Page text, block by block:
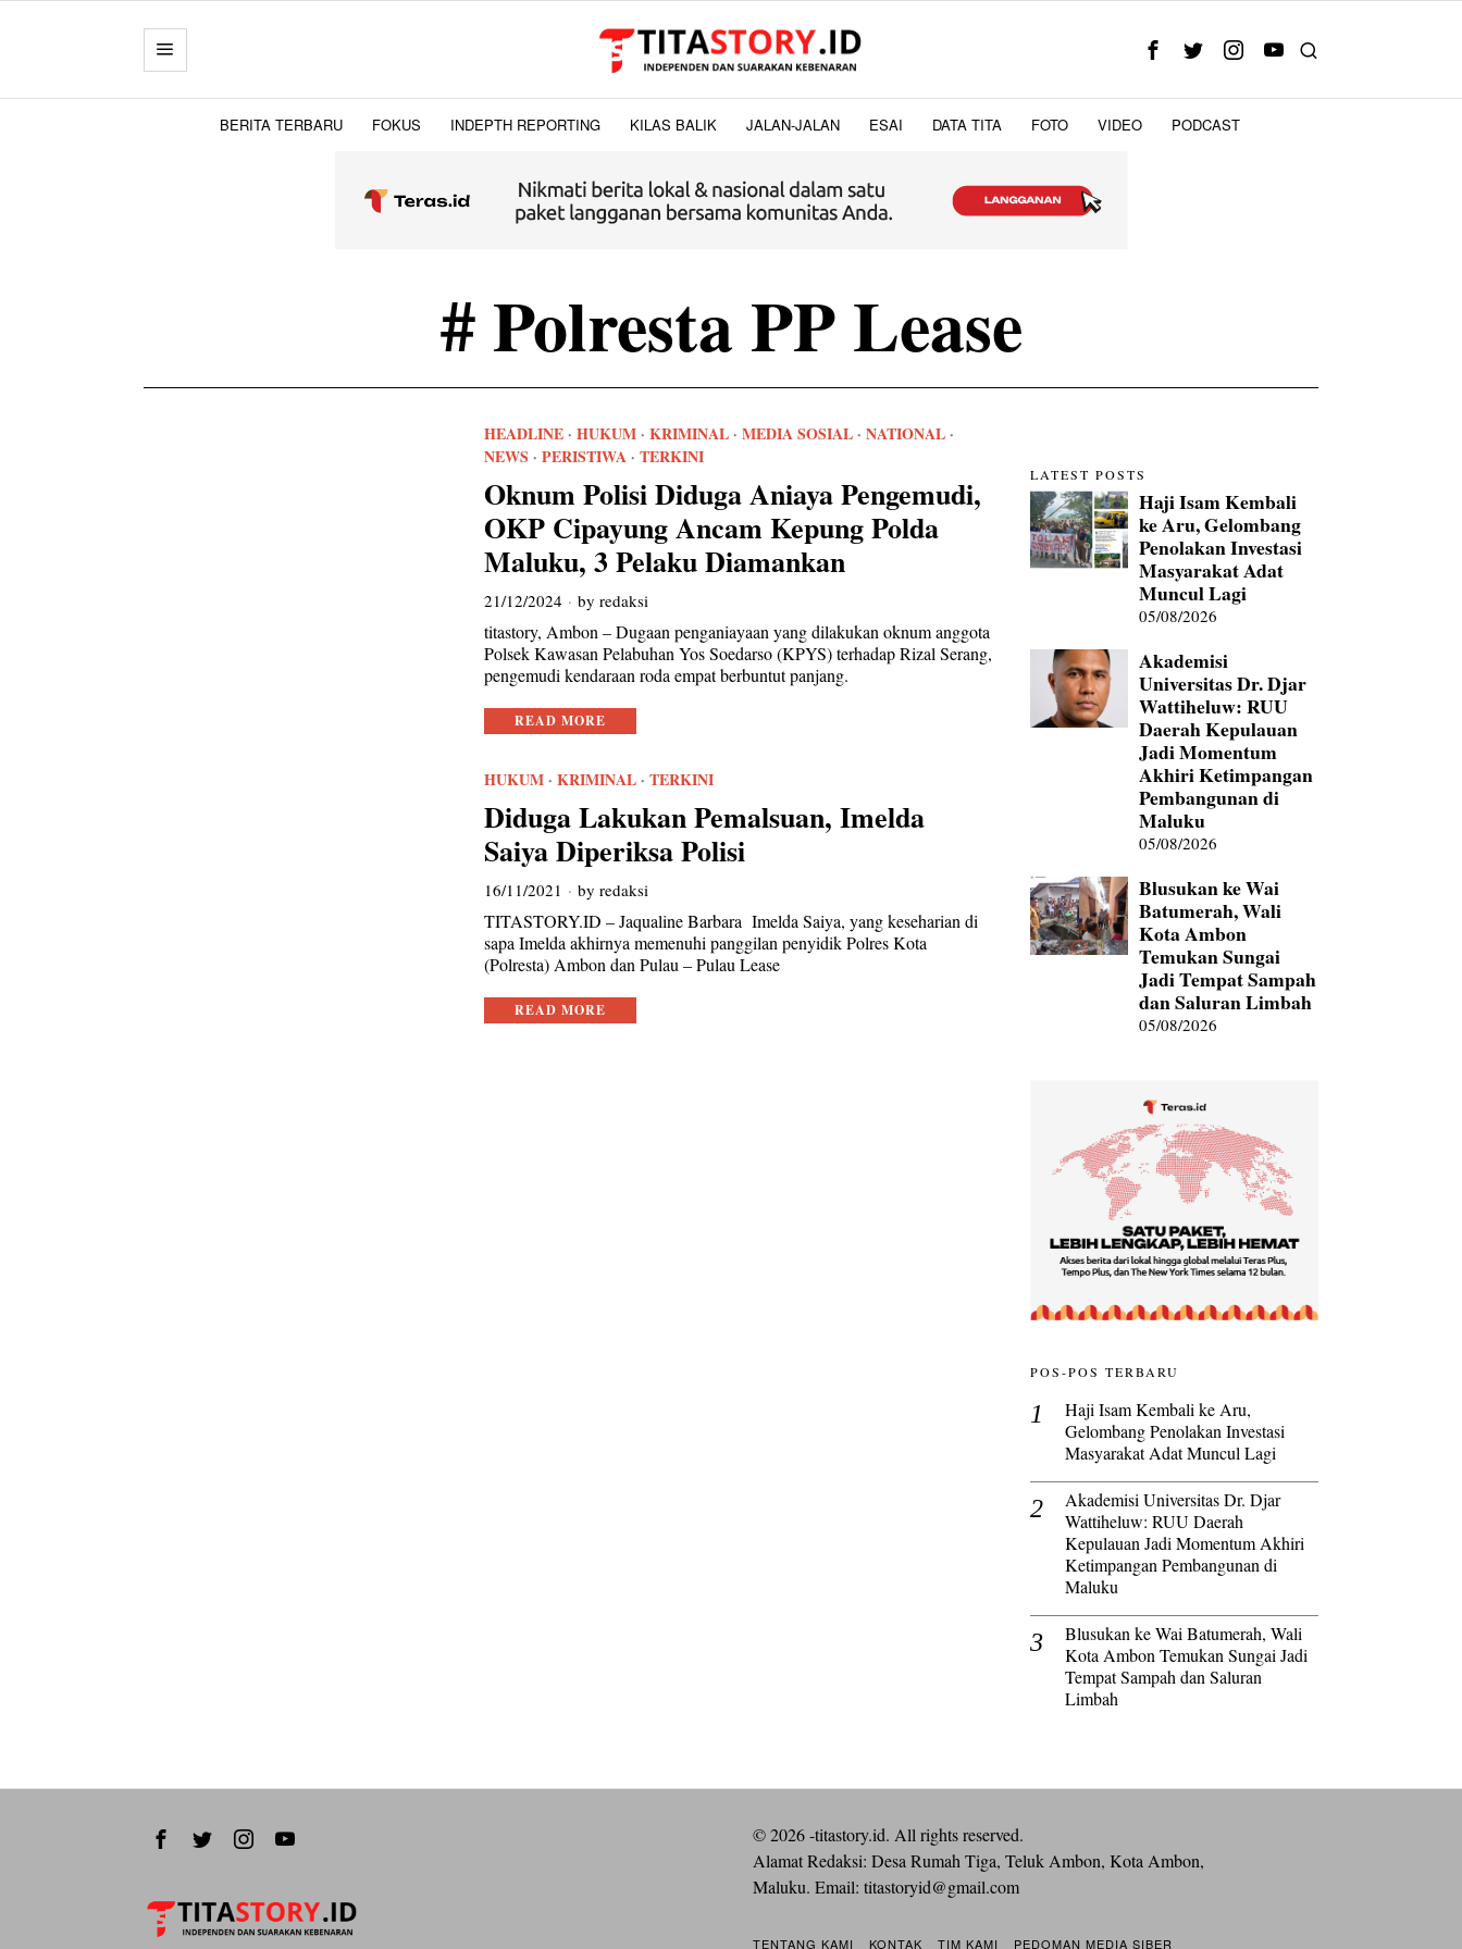
BERITA TERBARU FOKUS INDEPTH REPORTING KILAS BALIK JALAN-JALAN ESAI DATA TITA FOTO VIDEO PODCAST
# Polresta PP Lease
HEADLINE· HUKUM· KRIMINAL· MEDIA SOSIAL· NATIONAL·
NEWS · PERISTIWA· TERKINI
Oknum Polisi Diduga Aniaya Pengemudi,
OKP Cipayung Ancam Kepung Polda
Maluku, 3 Pelaku Diamankan
21/12/2024 byredaksi
titastory, Ambon – Dugaan penganiayaan yang dilakukan oknum anggota
Polsek Kawasan Pelabuhan Yos Soedarso (KPYS) terhadap Rizal Serang,
pengemudi kendaraan roda empat berbuntut panjang.
READ MORE
HUKUM· KRIMINAL· TERKINI
Diduga Lakukan Pemalsuan, Imelda
Saiya Diperiksa Polisi
16/11/2021 byredaksi
TITASTORY.ID – Jaqualine Barbara Imelda Saiya, yang keseharian di
sapa Imelda akhirnya memenuhi panggilan penyidik Polres Kota
(Polresta) Ambon dan Pulau – Pulau Lease
READ MORE
LATEST POSTS
Haji Isam Kembali
ke Aru, Gelombang
Penolakan Investasi
Masyarakat Adat
Muncul Lagi
05/08/2026
Akademisi
Universitas Dr. Djar
Wattiheluw: RUU
Daerah Kepulauan
Jadi Momentum
Akhiri Ketimpangan
Pembangunan di
Maluku
05/08/2026
Blusukan ke Wai
Batumerah, Wali
Kota Ambon
Temukan Sungai
Jadi Tempat Sampah
dan Saluran Limbah
05/08/2026
POS-POS TERBARU
Haji Isam Kembali ke Aru,
Gelombang Penolakan Investasi
Masyarakat Adat Muncul Lagi
Akademisi Universitas Dr. Djar
Wattiheluw: RUU Daerah
Kepulauan Jadi Momentum Akhiri
Ketimpangan Pembangunan di
Maluku
Blusukan ke Wai Batumerah, Wali
Kota Ambon Temukan Sungai Jadi
Tempat Sampah dan Saluran
Limbah
©2026-titastory.id. All rights reserved.
Alamat Redaksi: Desa Rumah Tiga, Teluk Ambon, Kota Ambon,
Maluku. Email: titastoryid@gmail.com
TENTANG KAMI KONTAK TIM KAMI PEDOMAN MEDIA SIBER